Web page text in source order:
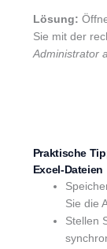
Lösung:
Sie mit der
Administrator
Praktische
Excel-Dateien
Sie die
Stellen